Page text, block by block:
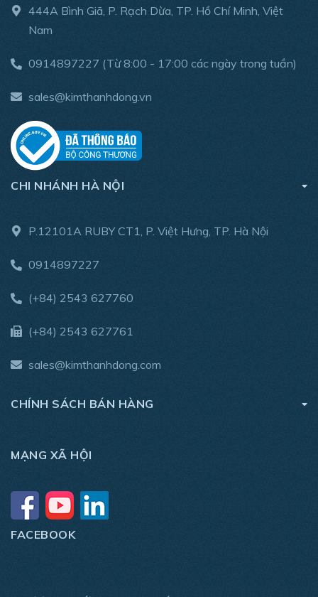
Hotline: 0914 89 7227
Email:sales@kimthanhdong.com
444A Bình Giã, P. Rạch Dừa, TP. Hồ Chí Minh, Việt
Nam
0914897227 (Từ 8:00 - 17:00 các ngày trong tuần)
sales@kimthanhdong.vn
CHI NHÁNH HÀ NỘI
P.12101A RUBY CT1, P. Việt Hưng, TP. Hà Nội
0914897227
(+84) 2543 627760
(+84) 2543 627761
sales@kimthanhdong.com
CHÍNH SÁCH BÁN HÀNG
MẠNG XÃ HỘI
FACEBOOK